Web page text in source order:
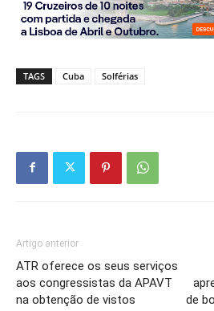
TAGS Cuba Solférias
Artigo anterior
ATR oferece os seus serviços
aos congressistas da APAVT
na obtenção de vistos
de